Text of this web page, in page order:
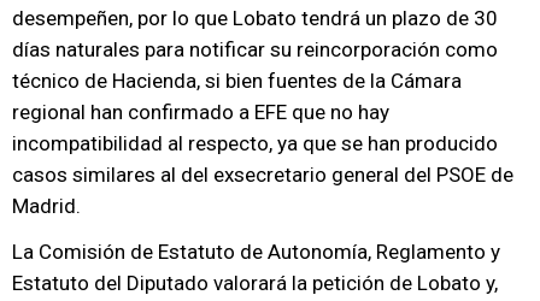
desempeñen, por lo que Lobato tendrá un plazo de 30
días naturales para notificar su reincorporación como
técnico de Hacienda, si bien fuentes de la Cámara
regional han confirmado a EFE que no hay
incompatibilidad al respecto, ya que se han producido
casos similares al del exsecretario general del PSOE de
Madrid.
La Comisión de Estatuto de Autonomía, Reglamento y
Estatuto del Diputado valorará la petición de Lobato y,